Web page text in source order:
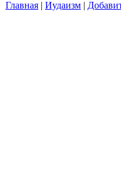
Главная | Иудаизм |